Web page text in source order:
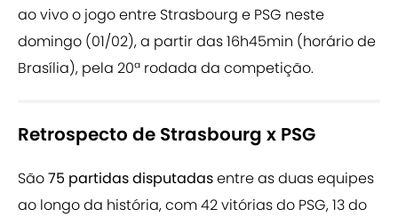
ao vivo o jogo entre Strasbourg e PSG neste
domingo (01/02), a partir das 16h45min (horário de
Brasília), pela 20ª rodada da competição.
Retrospecto de Strasbourg x PSG
São75 partidas disputadasentre as duas equipes
ao longo da história, com 42 vitórias do PSG, 13 do